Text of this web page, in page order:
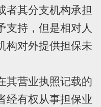
者其分支机构承担
支持，但是相对人
构对外提供担保未
营业执照记载的
经有权从事担保业